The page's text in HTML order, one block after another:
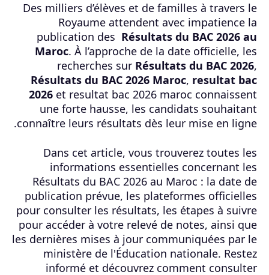
Des milliers d’élèves et de familles à travers le
Royaume attendent avec impatience la
publication des Résultats du BAC 2026 au
Maroc. À l’approche de la date officielle, les
recherches sur Résultats du BAC 2026,
Résultats du BAC 2026 Maroc, resultat bac
2026 et resultat bac 2026 maroc connaissent
une forte hausse, les candidats souhaitant
connaître leurs résultats dès leur mise en ligne.
Dans cet article, vous trouverez toutes les
informations essentielles concernant les
Résultats du BAC 2026 au Maroc : la date de
publication prévue, les plateformes officielles
pour consulter les résultats, les étapes à suivre
pour accéder à votre relevé de notes, ainsi que
les dernières mises à jour communiquées par le
ministère de l'Éducation nationale. Restez
informé et découvrez comment consulter